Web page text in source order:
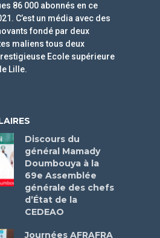
86 000 abonnés en ce
C’est un média avec des
fondé par deux
maliens tous deux
Ecole supérieure
Lille.
Discours du
général Mamady
Doumbouya à la
69e Assemblée
générale des chefs
d’État de la
CEDEAO
Journées AFRAFRA